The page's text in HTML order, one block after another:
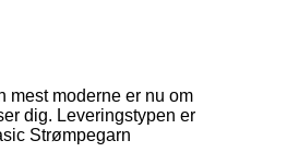
mest moderne er nu om
dig. Leveringstypen er
Strømpegarn